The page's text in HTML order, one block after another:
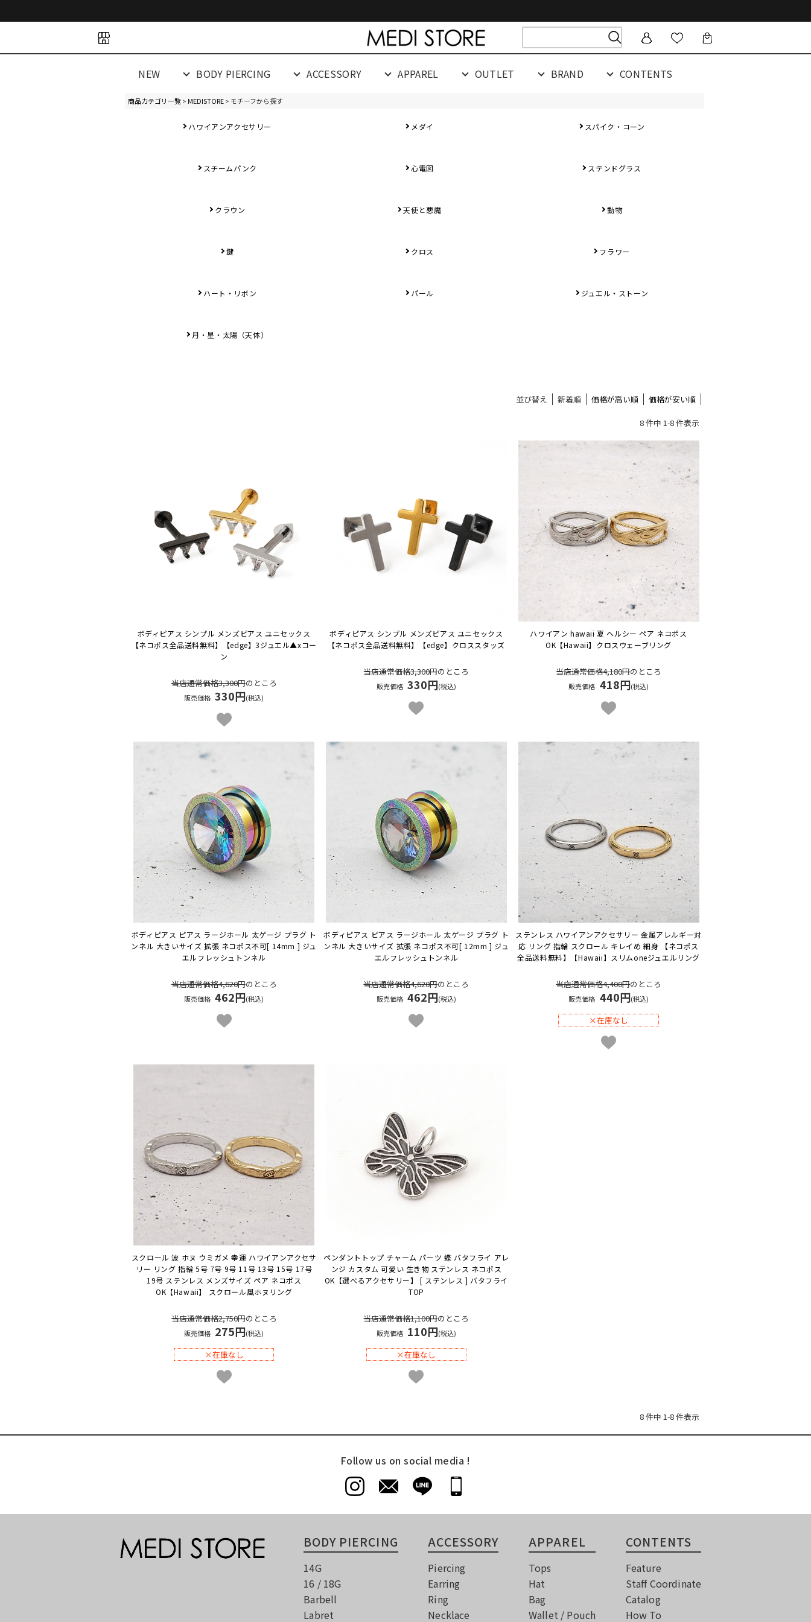
NEW BODY PIERCING ACCESSORY APPAREL OUTLET BRAND CONTENTS
商品カテゴリ一覧>MEDISTORE> モチーフから探す
ハワイアンアクセサリー メダイ スパイク・コーン
スチームパンク 心電図 ステンドグラス
クラウン 天使と悪魔 動物
鍵 クロス フラワー
ハート・リボン パール ジュエル・ストーン
月・星・太陽（天体）
並び替え 新着順 価格が高い順 価格が安い順
8 件中 1-8 件表示
ボディピアス シンプル メンズピアス ユニセックス
【ネコポス全品送料無料】
【edge】3ジュエル▲xコー
ン
当店通常価格3,300円のところ
販売価格 330円(税込)
ボディピアス シンプル メンズピアス ユニセックス
【ネコポス全品送料無料】
【edge】クロススタッズ
当店通常価格3,300円のところ
販売価格 330円(税込)
ハワイアン hawaii 夏 ヘルシー ペア ネコポス
OK 【Hawaii】クロスウェーブリング
当店通常価格4,180円のところ
販売価格 418円(税込)
ボディピアス ピアス ラージホール 太ゲージ プラグ ト
ンネル 大きいサイズ 拡張 ネコポス不可[ 14mm ] ジュ
エルフレッシュトンネル
当店通常価格4,620円のところ
販売価格 462円(税込)
ボディピアス ピアス ラージホール 太ゲージ プラグ ト
ンネル 大きいサイズ 拡張 ネコポス不可[ 12mm ] ジュ
エルフレッシュトンネル
当店通常価格4,620円のところ
販売価格 462円(税込)
ステンレス ハワイアンアクセサリー 金属アレルギー対
応 リング 指輪 スクロール キレイめ 細身 【ネコポス
全品送料無料】
【Hawaii】スリムoneジュエルリング
当店通常価格4,400円のところ
販売価格 440円(税込)
×在庫なし
スクロール 波 ホヌ ウミガメ 幸運 ハワイアンアクセサ
リー リング 指輪 5号 7号 9号 11号 13号 15号 17号
19号 ステンレス メンズサイズ ペア ネコポス
OK 【Hawaii】 スクロール風ホヌリング
当店通常価格2,750円のところ
販売価格 275円(税込)
×在庫なし
ペンダントトップ チャーム パーツ 蝶 バタフライ アレ
ンジ カスタム 可愛い 生き物 ステンレス ネコポス
OK 【選べるアクセサリー】 [ ステンレス ] バタフライ
TOP
当店通常価格1,100円のところ
販売価格 110円(税込)
×在庫なし
8 件中 1-8 件表示
Follow us on social media !
BODY PIERCING
14G
16 / 18G
Barbell
Labret
ACCESSORY
Piercing
Earring
Ring
Necklace
APPAREL
Tops
Hat
Bag
Wallet / Pouch
CONTENTS
Feature
Staff Coordinate
Catalog
How To